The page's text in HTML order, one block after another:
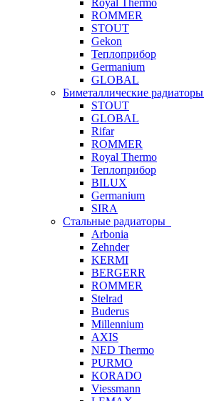
Royal Thermo
ROMMER
STOUT
Gekon
Теплоприбор
Germanium
GLOBAL
Биметаллические радиаторы
STOUT
GLOBAL
Rifar
ROMMER
Royal Thermo
Теплоприбор
BILUX
Germanium
SIRA
Стальные радиаторы
Arbonia
Zehnder
KERMI
BERGERR
ROMMER
Stelrad
Buderus
Millennium
AXIS
NED Thermo
PURMO
KORADO
Viessmann